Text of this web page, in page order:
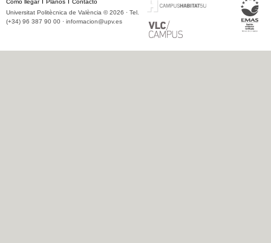
Cómo llegar Planos
Contacto
Universitat Politècnica de València © 2026 · Tel.
(+34) 96 387 90 00 · informacion@upv.es